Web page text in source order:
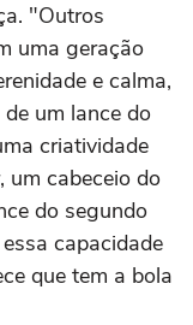
"Outros
uma geração
e calma,
um lance do
criatividade
um cabeceio do
do segundo
capacidade
que tem a bola